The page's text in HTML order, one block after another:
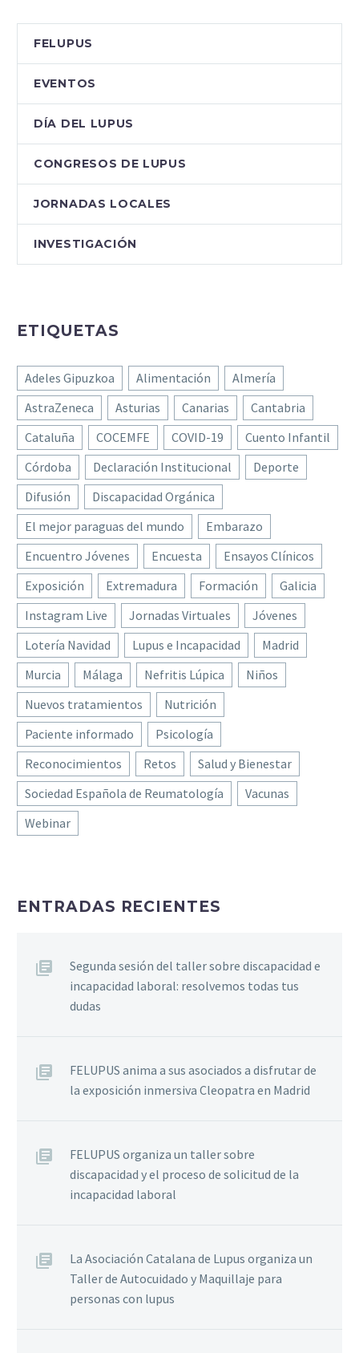
FELUPUS
EVENTOS
DÍA DEL LUPUS
CONGRESOS DE LUPUS
JORNADAS LOCALES
INVESTIGACIÓN
ETIQUETAS
Adeles Gipuzkoa Alimentación
Almería
AstraZeneca
Asturias Canarias
Cantabria
Cataluña
COCEMFE COVID-19
Cuento Infantil
Córdoba
Declaración Institucional
Deporte
Difusión
Discapacidad Orgánica
El mejor paraguas del mundo
Embarazo
Encuentro Jóvenes
Encuesta
Ensayos Clínicos
Exposición
Extremadura Formación
Galicia
Instagram Live
Jornadas Virtuales
Jóvenes
Lotería Navidad
Lupus e Incapacidad
Madrid
Murcia
Málaga Nefritis Lúpica
Niños
Nuevos tratamientos
Nutrición
Paciente informado
Psicología
Reconocimientos
Retos
Salud y Bienestar
Sociedad Española de Reumatología
Vacunas
Webinar
ENTRADAS RECIENTES
Segunda sesión del taller sobre discapacidad e
incapacidad laboral: resolvemos todas tus
dudas
FELUPUS anima a sus asociados a disfrutar de
la exposición inmersiva Cleopatra en Madrid
FELUPUS organiza un taller sobre
discapacidad y el proceso de solicitud de la
incapacidad laboral
La Asociación Catalana de Lupus organiza un
Taller de Autocuidado y Maquillaje para
personas con lupus